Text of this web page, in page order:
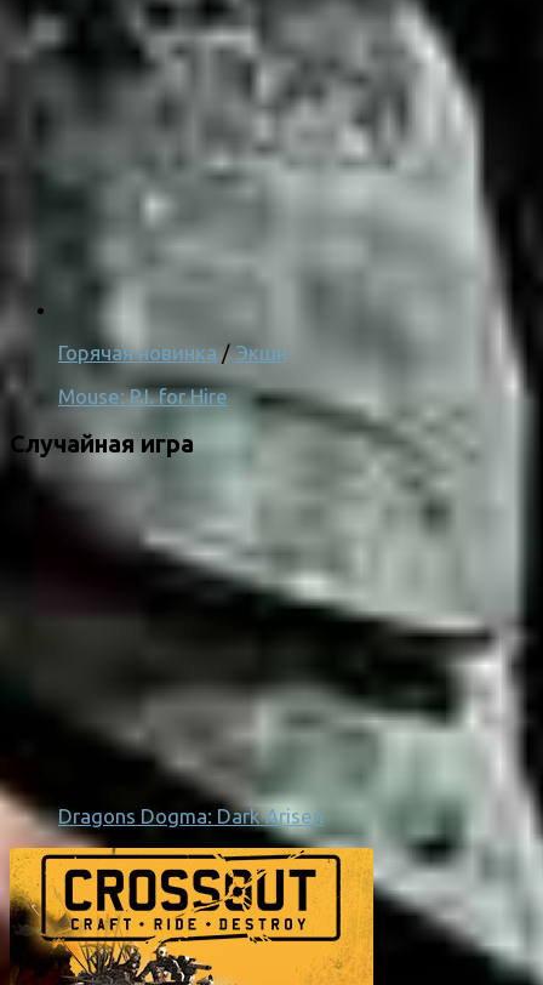
Горячая новинка / Экшн
Mouse: P.I. for Hire
Случайная игра
Dragons Dogma: Dark Arisen